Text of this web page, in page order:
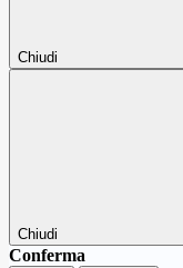
Chiudi
Chiudi
Conferma